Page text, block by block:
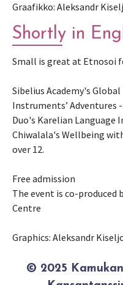
Graafikko: Aleksandr
Shortly in
Small is great at Etnosoi
Sibelius Academy's
Instruments’ Adventures
Duo's Karelian Language
Chiwalala's Wellbeing
over 12.
Free admission
The event is co-produced
Centre
Graphics: Aleksandr
© 2025